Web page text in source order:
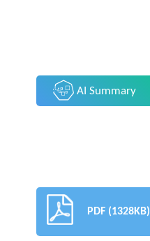
AI Summary
PDF (1328KB)